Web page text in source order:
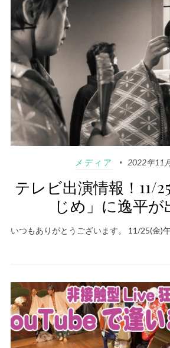
メディア 2022年11
テレビ出演情報！11/
じめ」に逸平が
いつもありがとうございます。 11/25(金)